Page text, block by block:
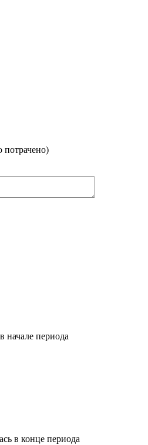
потрачено)
начале периода
в конце периода